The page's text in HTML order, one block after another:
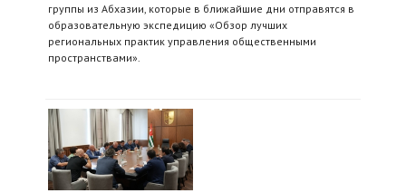
группы из Абхазии, которые в ближайшие дни отправятся в
образовательную экспедицию «Обзор лучших
региональных практик управления общественными
пространствами».